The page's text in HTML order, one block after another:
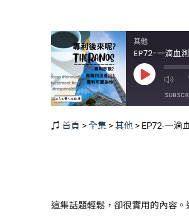
其他
EP72-一滴血
Play
Episode
SHARE
♫ 首頁 > 全集 > 其他 > EP72-一滴
這集話題輕鬆，卻很實用的內容。